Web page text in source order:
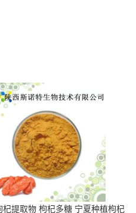
杞提取物 枸杞多糖 宁夏种植枸杞